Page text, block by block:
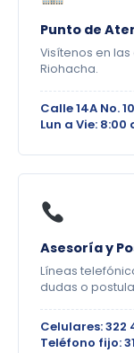
Punto de
Visítenos en
Riohacha.
Calle 14A No.
Lun a Vie: 8:00
Asesoría y
Líneas
dudas o
Celulares: 322
Teléfono fijo: